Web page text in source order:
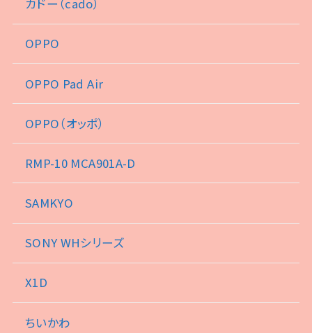
カドー（cado）
OPPO
OPPO Pad Air
OPPO（オッポ）
RMP-10 MCA901A-D
SAMKYO
SONY WHシリーズ
X1D
ちいかわ